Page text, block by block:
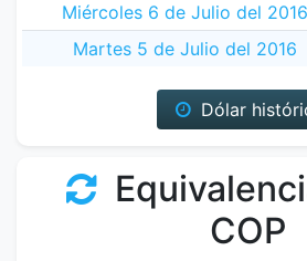
Miércoles 6 de Julio del 2016
Martes 5 de Julio del 2016
Dólar
COP